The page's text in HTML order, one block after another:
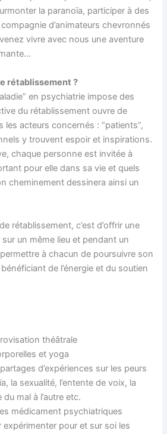
la paranoïa, participer à des
d’animateurs chevronnés
vivre avec nous une aventure
rétablissement ?
en psychiatrie impose des
du rétablissement ouvre de
les acteurs concernés : “patients”,
y trouvent espoir et inspirations.
chaque personne est invitée à
pour elle dans sa vie et quels
cheminement dessinera ainsi un
rétablissement, c’est d’offrir une
un même lieu et pendant un
à chacun de poursuivre son
de l’énergie et du soutien
théâtrale
et yoga
d’expériences sur les peurs
la sexualité, l’entente de voix, la
du mal à l’autre etc.
médicament psychiatriques
expérimenter pour et sur soi les